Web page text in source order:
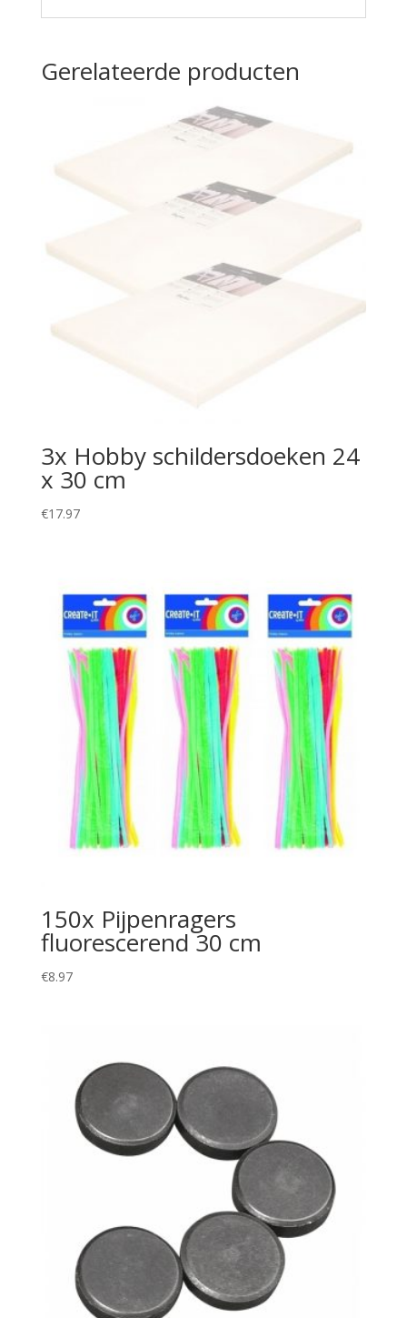
Gerelateerde producten
3x Hobby schildersdoeken 24
x 30 cm
€17.97
150x Pijpenragers
fluorescerend 30 cm
€8.97